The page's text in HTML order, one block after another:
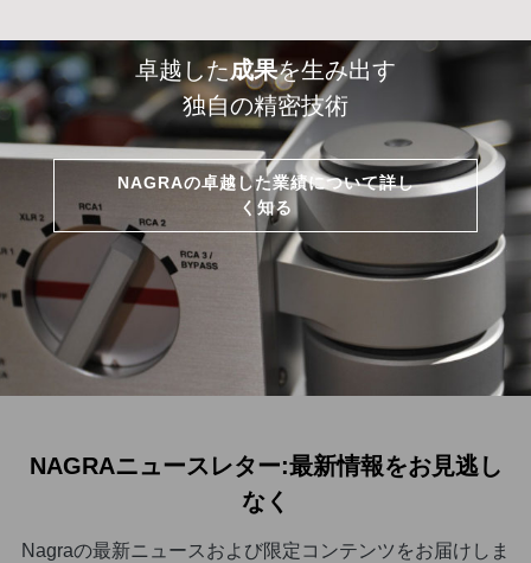
卓越した成果を生み出す
独自の精密技術
NAGRAの卓越した業績について詳し
く知る
NAGRAニュースレター:最新情報をお見逃し
なく
Nagraの最新ニュースおよび限定コンテンツをお届けしま